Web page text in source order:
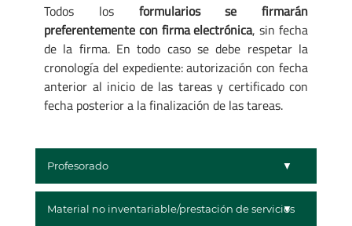
Todos los formularios se firmarán
preferentemente con firma electrónica, sin fecha
de la firma. En todo caso se debe respetar la
cronología del expediente: autorización con fecha
anterior al inicio de las tareas y certificado con
fecha posterior a la finalización de las tareas.
Profesorado
Material no inventariable/prestación de servicios